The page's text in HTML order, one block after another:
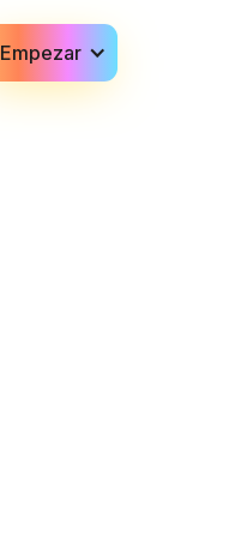
Empezar